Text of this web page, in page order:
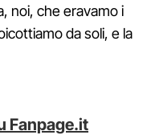
noi, che eravamo i
da soli, e la
Fanpage.it